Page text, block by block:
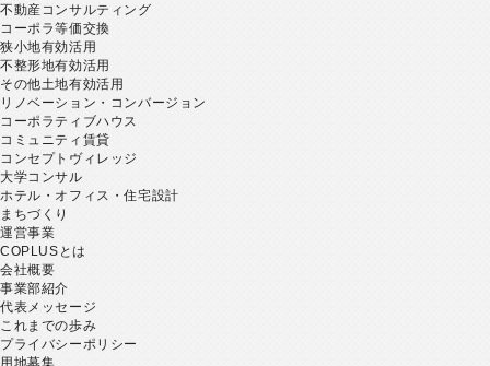
不動産コンサルティング
コーポラ等価交換
狭小地有効活用
不整形地有効活用
その他土地有効活用
リノベーション・コンバージョン
コーポラティブハウス
コミュニティ賃貸
コンセプトヴィレッジ
大学コンサル
ホテル・オフィス・住宅設計
まちづくり
運営事業
COPLUSとは
会社概要
事業部紹介
代表メッセージ
これまでの歩み
プライバシーポリシー
用地募集